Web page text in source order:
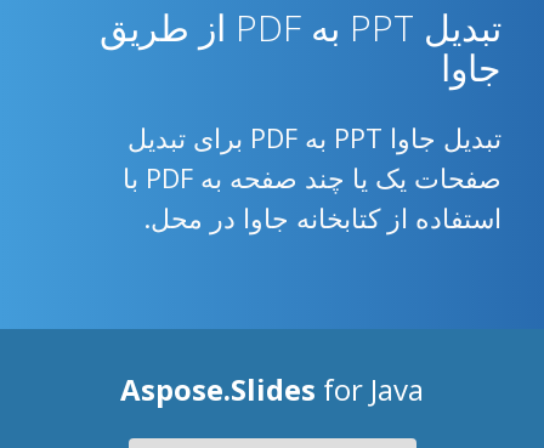
تبدیل PPT به PDF از طریق
جاوا
تبدیل جاوا PPT به PDF برای تبدیل
صفحات یک یا چند صفحه به PDF با
استفاده از کتابخانه جاوا در محل.
Aspose.Slides for Java